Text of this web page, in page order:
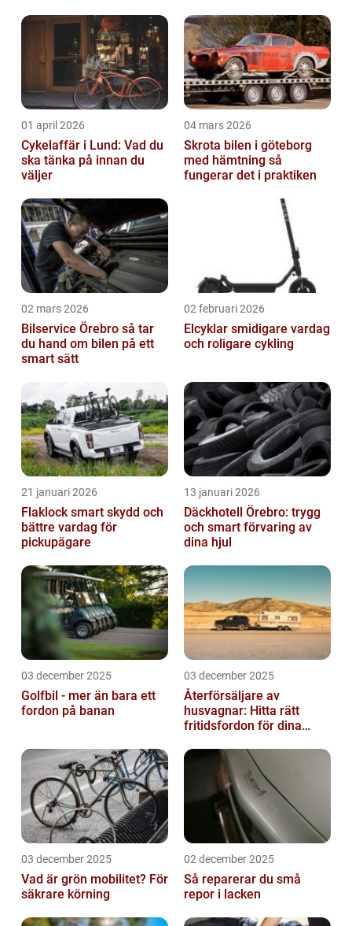
01 april 2026
Cykelaffär i Lund: Vad du
ska tänka på innan du
väljer
04 mars 2026
Skrota bilen i göteborg
med hämtning så
fungerar det i praktiken
02 mars 2026
Bilservice Örebro så tar
du hand om bilen på ett
smart sätt
02 februari 2026
Elcyklar smidigare vardag
och roligare cykling
21 januari 2026
Flaklock smart skydd och
bättre vardag för
pickupägare
13 januari 2026
Däckhotell Örebro: trygg
och smart förvaring av
dina hjul
03 december 2025
Golfbil - mer än bara ett
fordon på banan
03 december 2025
Återförsäljare av
husvagnar: Hitta rätt
fritidsfordon för dina
03 december 2025
Vad är grön mobilitet? För
säkrare körning
02 december 2025
Så reparerar du små
repor i lacken